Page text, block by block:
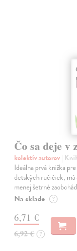
Čo sa deje v
kolektív autorov|
Ideálna prvá knižka
detských ručičiek, má
menej šetrné
Na sklade ?
6,71 €
6,92 € ?